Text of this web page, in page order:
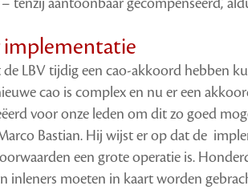
LBV tijdig een cao-akkoord hebben
cao is complex en nu er een
voor onze leden om dit zo goed
Bastian. Hij wijst er op dat de
een grote operatie is.
inleners moeten in kaart worden